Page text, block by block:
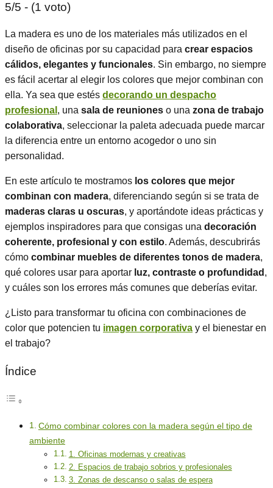
5/5 - (1 voto)
La madera es uno de los materiales más utilizados en el
diseño de oficinas por su capacidad para crear espacios
cálidos, elegantes y funcionales. Sin embargo, no siempre
es fácil acertar al elegir los colores que mejor combinan con
ella. Ya sea que estés decorando un despacho
profesional , una sala de reuniones o una zona de trabajo
colaborativa, seleccionar la paleta adecuada puede marcar
la diferencia entre un entorno acogedor o uno sin
personalidad.
En este artículo te mostramos los colores que mejor
combinan con madera, diferenciando según si se trata de
maderas claras u oscuras, y aportándote ideas prácticas y
ejemplos inspiradores para que consigas una decoración
coherente, profesional y con estilo. Además, descubrirás
cómo combinar muebles de diferentes tonos de madera,
qué colores usar para aportar luz, contraste o profundidad ,
y cuáles son los errores más comunes que deberías evitar.
¿Listo para transformar tu oficina con combinaciones de
color que potencien tu imagen corporativa y el bienestar en
el trabajo?
Índice
Cómo combinar colores con la madera según el tipo de
ambiente
1. Oficinas modernas y creativas
2. Espacios de trabajo sobrios y profesionales
3. Zonas de descanso o salas de espera